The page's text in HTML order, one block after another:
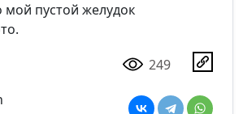
мой пустой желудок
249